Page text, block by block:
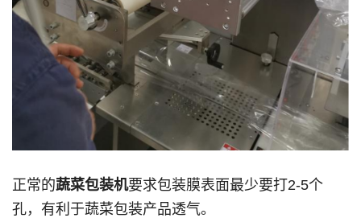
正常的蔬菜包装机要求包装膜表面最少要打2-5个
孔，有利于蔬菜包装产品透气。